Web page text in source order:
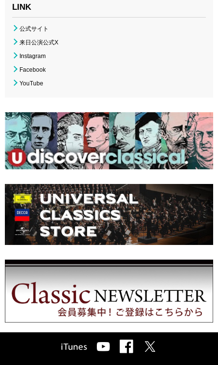
LINK
公式サイト
来日公演公式X
Instagram
Facebook
YouTube